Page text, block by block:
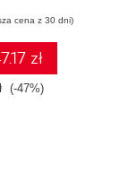
cena z 30 dni)
zł
(-47%)